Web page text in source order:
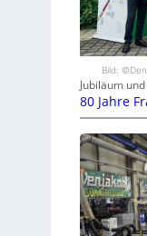
Bild:
Jubiläum
80 Jahre